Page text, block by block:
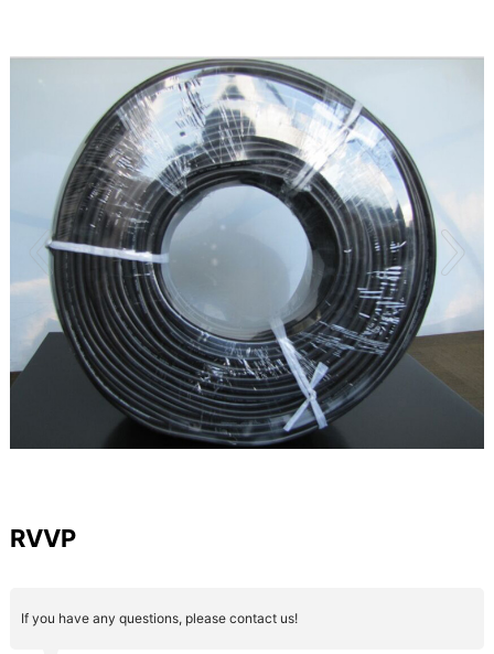
RVVP
If you have any questions, please contact us!